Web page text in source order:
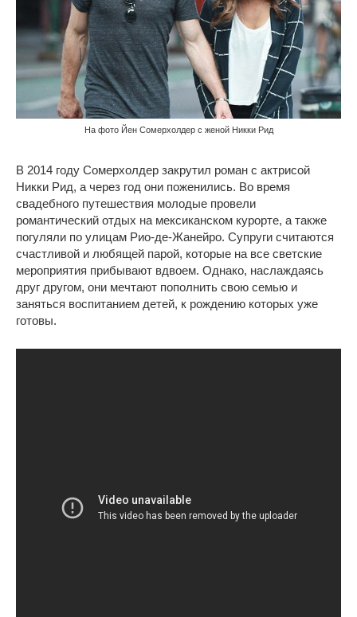
На фото Йен Сомерхолдер с женой Никки Рид
В 2014 году Сомерхолдер закрутил роман с актрисой
Никки Рид, а через год они поженились. Во время
свадебного путешествия молодые провели
романтический отдых на мексиканском курорте, а также
погуляли по улицам Рио-де-Жанейро. Супруги считаются
счастливой и любящей парой, которые на все светские
мероприятия прибывают вдвоем. Однако, наслаждаясь
друг другом, они мечтают пополнить свою семью и
заняться воспитанием детей, к рождению которых уже
готовы.